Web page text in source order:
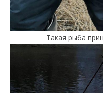
Такая рыба